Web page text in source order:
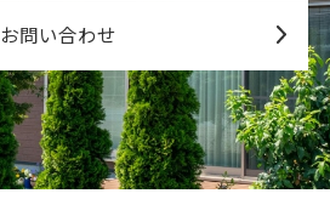
お問い合わせ